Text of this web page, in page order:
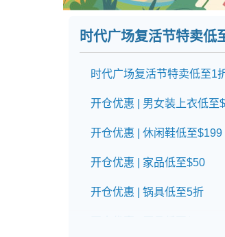
时代广场复活节特卖低
时代广场复活节特卖低至1
开仓优惠 | 男女装上衣低至
开仓优惠 | 休闲鞋低至$199
开仓优惠 | 家品低至$50
开仓优惠 | 锅具低至5折